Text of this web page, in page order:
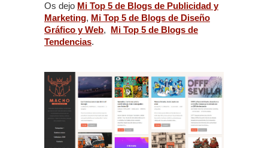
Os dejo Mi Top 5 de Blogs de Publicidad y
Marketing, Mi Top 5 de Blogs de Diseño
Gráfico y Web, Mi Top 5 de Blogs de
Tendencias.